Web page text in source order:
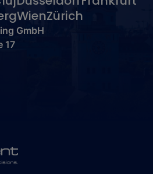
WienZürich
GmbH
17